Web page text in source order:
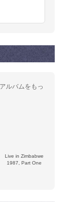
ルバムをもっ
Live in Zimbabwe
1987, Part One